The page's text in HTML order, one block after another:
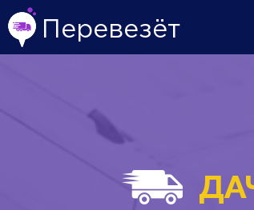
Перевезёт